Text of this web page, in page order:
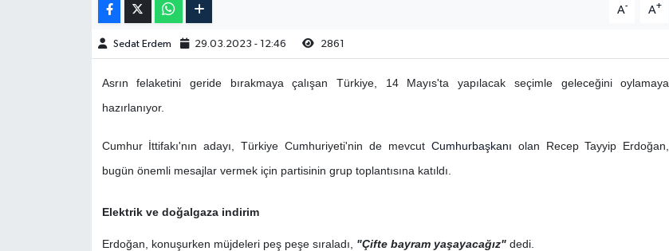
A- A+
Sedat Erdem 29.03.2023 - 12:46 2861
Asrın felaketini geride bırakmaya çalışan Türkiye, 14 Mayıs'ta yapılacak seçimle geleceğini oylamaya
hazırlanıyor.
Cumhur İttifakı'nın adayı, Türkiye Cumhuriyeti'nin de mevcut Cumhurbaşkanı olan Recep Tayyip Erdoğan,
bugün önemli mesajlar vermek için partisinin grup toplantısına katıldı.
Elektrik ve doğalgaza indirim
Erdoğan, konuşurken müjdeleri peş peşe sıraladı, "Çifte bayram yaşayacağız" dedi.